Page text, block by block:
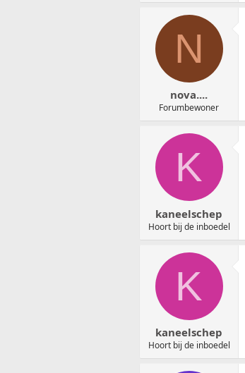
N
nova....
Forumbewoner
K
kaneelschep
Hoort bij de inboedel
K
kaneelschep
Hoort bij de inboedel